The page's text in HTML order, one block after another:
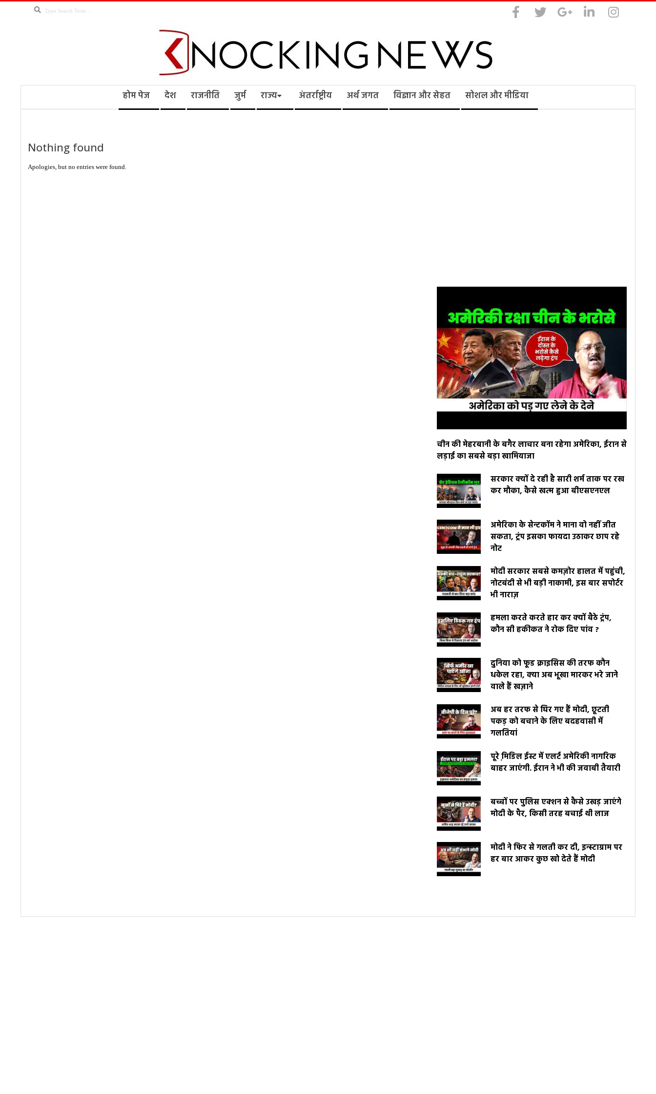
Search
Knocking
होम पेज देश राजनीति जुर्म राज्य अंतर्राष्ट्रीय अर्थ जगत विज्ञान और सेहत सोशल और मीडिया
Nothing found
Apologies, but no entries were found.
चीन की मेहरबानी के बगैर लाचार बना रहेगा अमेरिका, ईरान से
लड़ाई का सबसे बड़ा खामियाजा
सरकार क्यों दे रही है सारी शर्म ताक पर रख
कर मौका, कैसे खत्म हुआ बीएसएनएल
अमेरिका के सेन्टकॉम ने माना वो नहीं जीत
सकता, ट्रंप इसका फायदा उठाकर छाप रहे
नोट
मोदी सरकार सबसे कमज़ोर हालत में पहुंची,
नोटबंदी से भी बड़ी नाकामी, इस बार सपोर्टर
भी नाराज़
हमला करते करते हार कर क्यों बैठे ट्रंप,
कौन सी हकीकत ने रोक दिए पांव ?
दुनिया को फूड क्राइसिस की तरफ कौन
धकेल रहा, क्या अब भूखा मारकर भरे जाने
वाले हैं खज़ाने
अब हर तरफ से घिर गए हैं मोदी, छूटती
पकड़ को बचाने के लिए बदहवासी में
गलतियां
पूरे मि़डिल ईस्ट में एलर्ट अमेरिकी नागरिक
बाहर जाएंगी. ईरान ने भी की जवाबी तैयारी
बच्चों पर पुलिस एक्शन से कैसे उखड़ जाएंगे
मोदी के पैर, किसी तरह बचाई थी लाज
मोदी ने फिर से गलती कर दी, इन्स्टाग्राम पर
हर बार आकर कुछ खो देते हैं मोदी